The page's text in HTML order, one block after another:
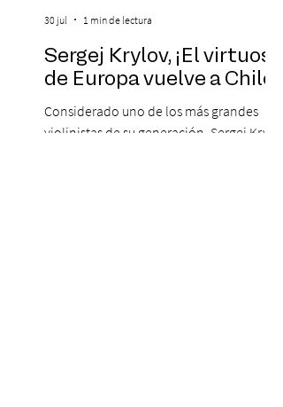
Sergej Krylov, ¡El virtuoso
de Europa vuelve a Chile!
Considerado uno de los más grandes
violinistas de su generación, Sergej Krylov
30 jul 1 min de lectura